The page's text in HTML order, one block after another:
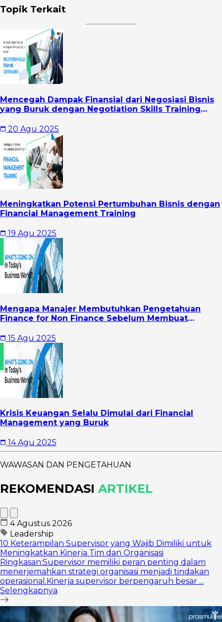
Topik Terkait
Mencegah Dampak Finansial dari Negosiasi Bisnis
yang Buruk dengan Negotiation Skills Training
20 Agu 2025
Meningkatkan Potensi Pertumbuhan Bisnis dengan
Financial Management Training
19 Agu 2025
Mengapa Manajer Membutuhkan Pengetahuan
Finance for Non Finance Sebelum Membuat
15 Agu 2025
Krisis Keuangan Selalu Dimulai dari Financial
Management yang Buruk
14 Agu 2025
WAWASAN DAN PENGETAHUAN
REKOMENDASI ARTIKEL
4 Agustus 2026
Leadership
10 Keterampilan Supervisor yang Wajib Dimiliki untuk
Meningkatkan Kinerja Tim dan Organisasi
Ringkasan:Supervisor memiliki peran penting dalam
menerjemahkan strategi organisasi menjadi tindakan
operasional.Kinerja supervisor berpengaruh besar ...
Selengkapnya